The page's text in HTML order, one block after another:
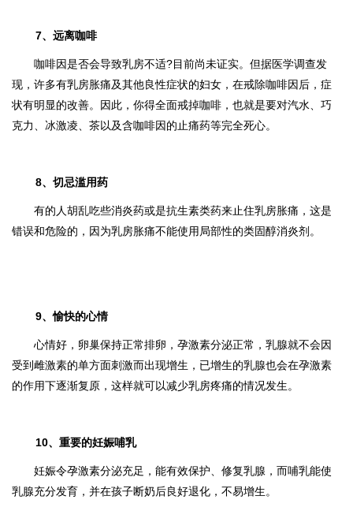
7、远离咖啡
咖啡因是否会导致乳房不适?目前尚未证实。但据医学调查发
现，许多有乳房胀痛及其他良性症状的妇女，在戒除咖啡因后，症
状有明显的改善。因此，你得全面戒掉咖啡，也就是要对汽水、巧
克力、冰激凌、茶以及含咖啡因的止痛药等完全死心。
8、切忌滥用药
有的人胡乱吃些消炎药或是抗生素类药来止住乳房胀痛，这是
错误和危险的，因为乳房胀痛不能使用局部性的类固醇消炎剂。
9、愉快的心情
心情好，卵巢保持正常排卵，孕激素分泌正常，乳腺就不会因
受到雌激素的单方面刺激而出现增生，已增生的乳腺也会在孕激素
的作用下逐渐复原，这样就可以减少乳房疼痛的情况发生。
10、重要的妊娠哺乳
妊娠令孕激素分泌充足，能有效保护、修复乳腺，而哺乳能使
乳腺充分发育，并在孩子断奶后良好退化，不易增生。